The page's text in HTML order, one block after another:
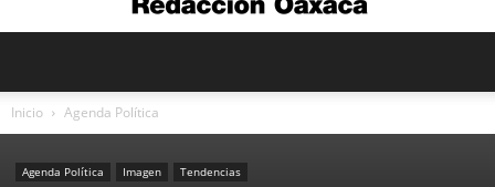
Inicio Agenda Política
Agenda Política Imagen Tendencias